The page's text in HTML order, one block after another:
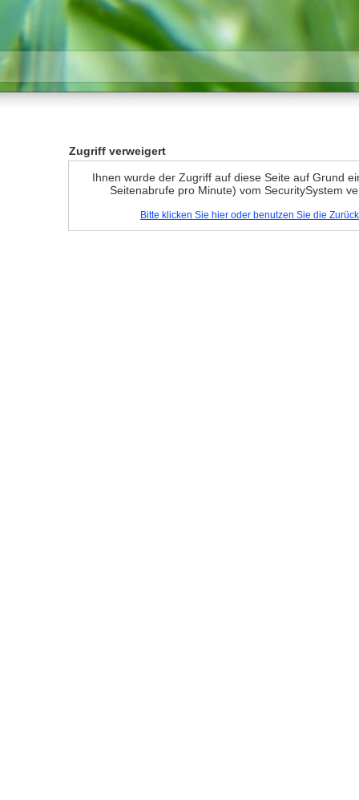
Zugriff verweigert
Ihnen wurde der Zugriff auf diese Seite auf Grund
Seitenabrufe pro Minute) vom SecuritySystem
Bitte klicken Sie hier oder benutzen Sie die